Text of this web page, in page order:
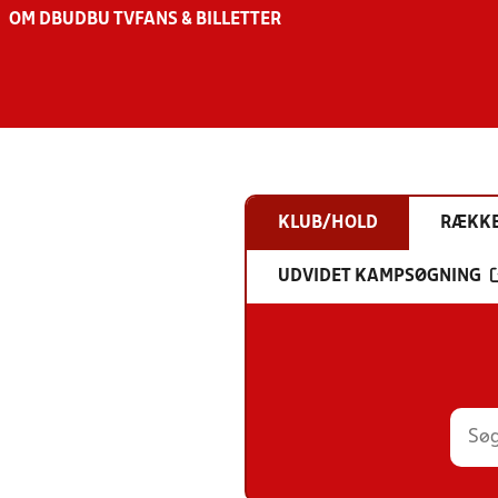
OM DBU DBU TV FANS & BILLETTER
KLUB/HOLD
UDVIDET KAMPSØGNING